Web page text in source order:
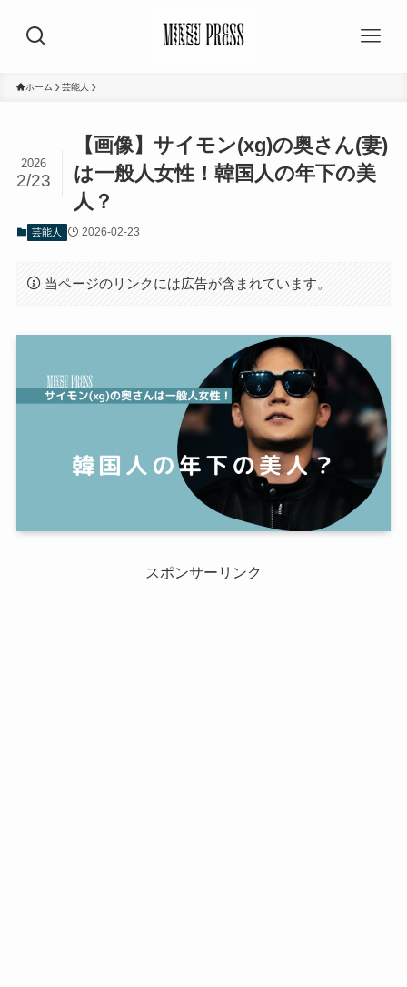
ホーム 芸能人
【画像】サイモン(xg)の奥さん(妻)
は一般人女性！韓国人の年下の美
人？
2026
2/23
芸能人 2026-02-23
当ページのリンクには広告が含まれています。
スポンサーリンク